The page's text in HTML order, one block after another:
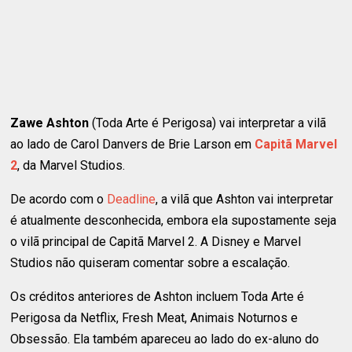
Zawe Ashton (Toda Arte é Perigosa) vai interpretar a vilã
ao lado de Carol Danvers de Brie Larson em Capitã Marvel
2, da Marvel Studios.
De acordo com o Deadline, a vilã que Ashton vai interpretar
é atualmente desconhecida, embora ela supostamente seja
o vilã principal de Capitã Marvel 2. A Disney e Marvel
Studios não quiseram comentar sobre a escalação.
Os créditos anteriores de Ashton incluem Toda Arte é
Perigosa da Netflix, Fresh Meat, Animais Noturnos e
Obsessão. Ela também apareceu ao lado do ex-aluno do